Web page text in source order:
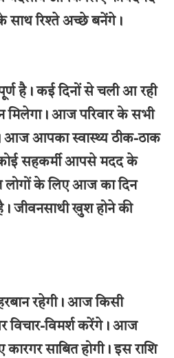
साथ रिश्ते अच्छे बनेंगे।
है। कई दिनों से चली आ रही
मिलेगा। आज परिवार के सभी
आपका स्वास्थ्य ठीक-ठाक
सहकर्मी आपसे मदद के
लोगों के लिए आज का दिन
जीवनसाथी खुश होने की
रहेगी। आज किसी
विचार-विमर्श करेंगे। आज
साबित होगी। इस राशि